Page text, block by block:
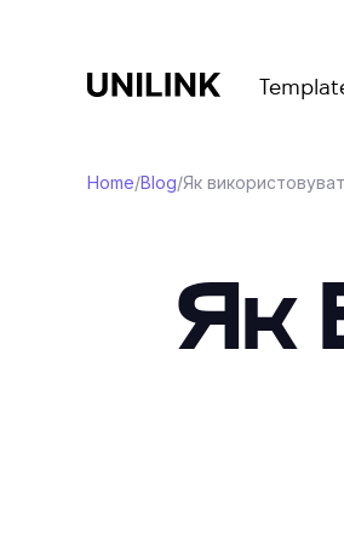
Home/Blog/Як
Як